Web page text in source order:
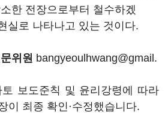
한 전장으로부터 철수하겠
실로 나타나고 있는 것이다.
위원 bangyeoulhwang@gmail.
보도준칙 및 윤리강령에 따라
이 최종 확인·수정했습니다.